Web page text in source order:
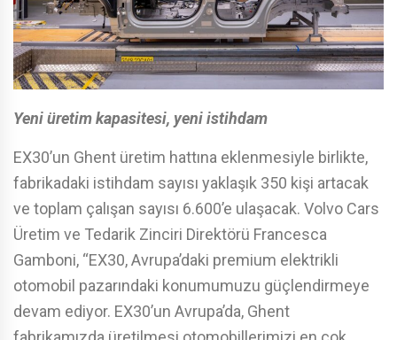
Yeni üretim kapasitesi, yeni istihdam
EX30’un Ghent üretim hattına eklenmesiyle birlikte,
fabrikadaki istihdam sayısı yaklaşık 350 kişi artacak
ve toplam çalışan sayısı 6.600’e ulaşacak. Volvo Cars
Üretim ve Tedarik Zinciri Direktörü Francesca
Gamboni, “EX30, Avrupa’daki premium elektrikli
otomobil pazarındaki konumumuzu güçlendirmeye
devam ediyor. EX30’un Avrupa’da, Ghent